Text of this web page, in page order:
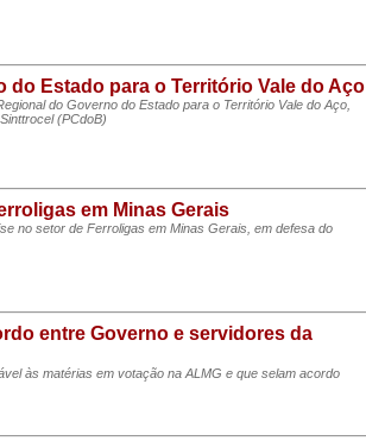
Estado para o Território Vale do Aço
do Governo do Estado para o Território Vale do Aço,
(PCdoB)
em Minas Gerais
no setor de Ferroligas em Minas Gerais, em defesa do
entre Governo e servidores da
às matérias em votação na ALMG e que selam acordo